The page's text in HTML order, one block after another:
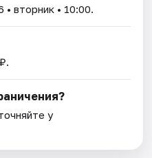
• вторник • 10:00.
у